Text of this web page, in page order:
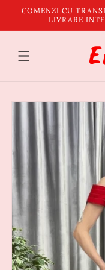
Salt la
conținut
COMENZI CU
LIVRARE
informațiile